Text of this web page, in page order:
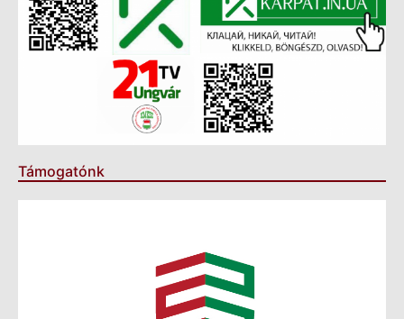
Támogatónk